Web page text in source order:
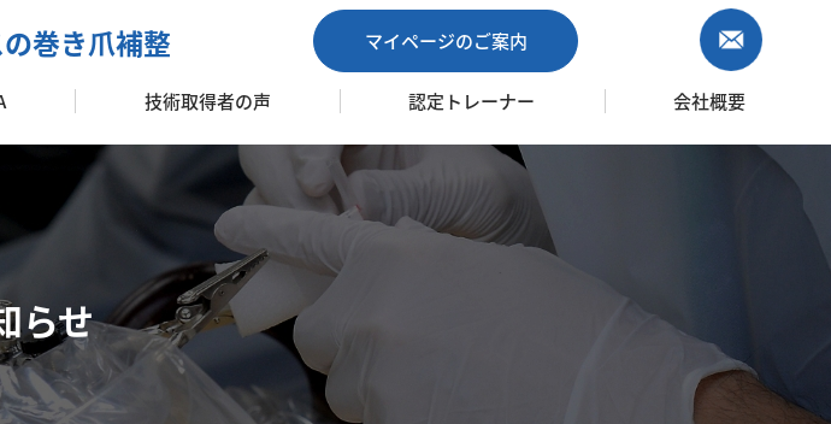
巻き爪補整
技術取得者の声 認定トレーナー 会社概要
マイページのご案内
らせ